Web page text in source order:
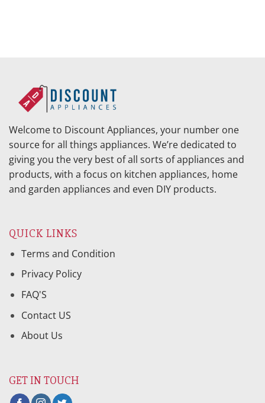
Welcome to Discount Appliances, your number one
source for all things appliances. We’re dedicated to
giving you the very best of all sorts of appliances and
products, with a focus on kitchen appliances, home
and garden appliances and even DIY products.
QUICK LINKS
Terms and Condition
Privacy Policy
FAQ'S
Contact US
About Us
GET IN TOUCH